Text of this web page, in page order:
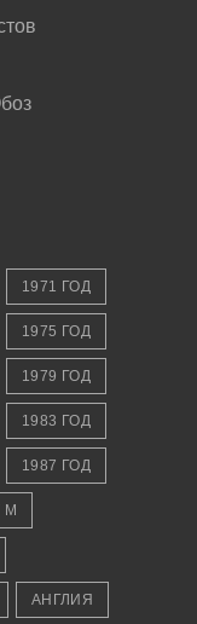
1971 ГОД
1975 ГОД
1979 ГОД
1983 ГОД
1987 ГОД
M
АНГЛИЯ